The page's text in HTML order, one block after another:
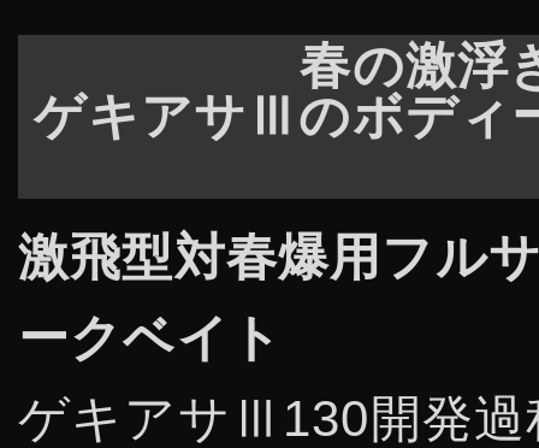
春の激浮
ゲキアサⅢのボディ
激飛型対春爆用フル
ークベイト
ゲキアサⅢ130開発過